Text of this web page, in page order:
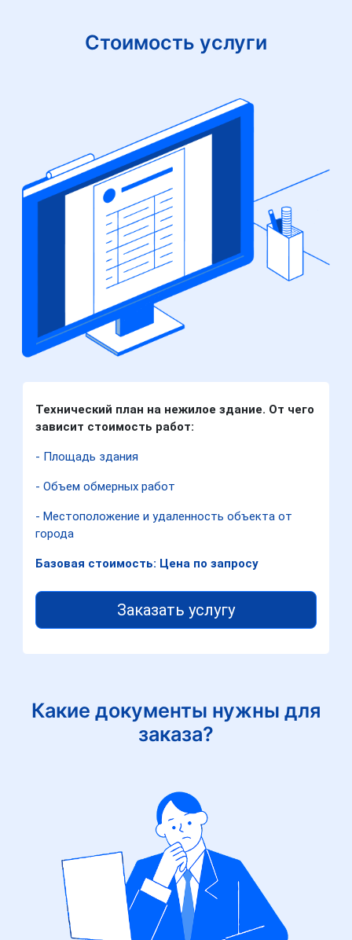
Стоимость услуги
Технический план на нежилое здание. От чего
зависит стоимость работ:
- Площадь здания
- Объем обмерных работ
- Местоположение и удаленность объекта от
города
Базовая стоимость: Цена по запросу
Заказать услугу
Какие документы нужны для
заказа?